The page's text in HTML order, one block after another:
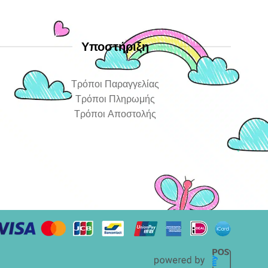
Υποστήριξη
Τρόποι Παραγγελίας
Τρόποι Πληρωμής
Τρόποι Αποστολής